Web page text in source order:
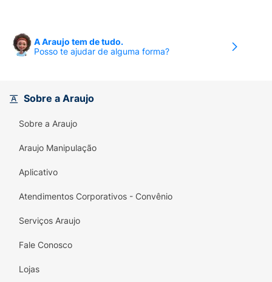
A Araujo tem de tudo.
Posso te ajudar de alguma forma?
Sobre a Araujo
Sobre a Araujo
Araujo Manipulação
Aplicativo
Atendimentos Corporativos - Convênio
Serviços Araujo
Fale Conosco
Lojas